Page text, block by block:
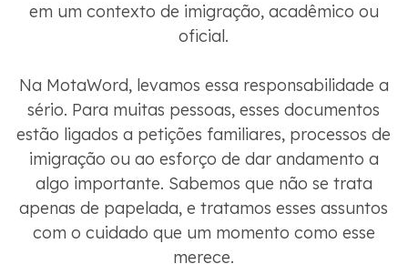
em um contexto de imigração, acadêmico ou
oficial.
Na MotaWord, levamos essa responsabilidade a
sério. Para muitas pessoas, esses documentos
estão ligados a petições familiares, processos de
imigração ou ao esforço de dar andamento a
algo importante. Sabemos que não se trata
apenas de papelada, e tratamos esses assuntos
com o cuidado que um momento como esse
merece.